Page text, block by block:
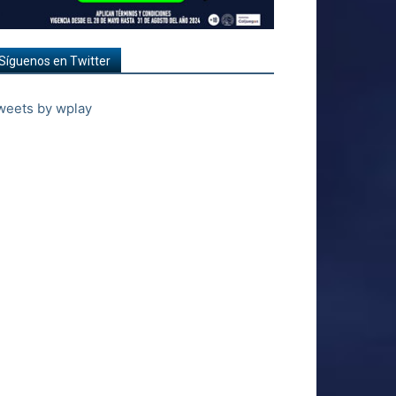
en Twitter
by wplay